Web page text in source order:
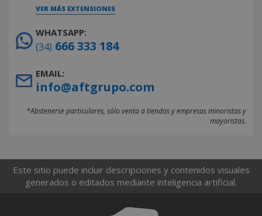
VER MÁS EXTENSIONES
WHATSAPP:
(34) 666 333 184
EMAIL:
info@aftgrupo.com
*Abstenerse particulares, sólo venta a tiendas y empresas minoristas y
mayoristas.
Este sitio puede incluir descripciones y contenidos visuales
generados o editados mediante inteligencia artificial.